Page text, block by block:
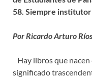
58. Siempre
Por Ricardo Arturo
Hay libros que
significado